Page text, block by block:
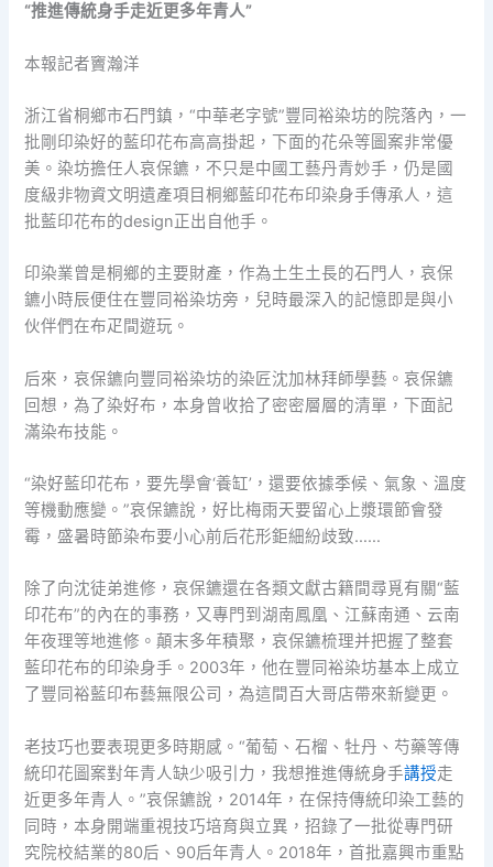
“推進傳統身手走近更多年青人”
本報記者竇瀚洋
浙江省桐鄉市石門鎮，“中華老字號”豐同裕染坊的院落內，一
批剛印染好的藍印花布高高掛起，下面的花朵等圖案非常優
美。染坊擔任人哀保鑣，不只是中國工藝丹青妙手，仍是國
度級非物資文明遺產項目桐鄉藍印花布印染身手傳承人，這
批藍印花布的design正出自他手。
印染業曾是桐鄉的主要財產，作為土生土長的石門人，哀保
鑣小時辰便住在豐同裕染坊旁，兒時最深入的記憶即是與小
伙伴們在布疋間遊玩。
后來，哀保鑣向豐同裕染坊的染匠沈加林拜師學藝。哀保鑣
回想，為了染好布，本身曾收拾了密密層層的清單，下面記
滿染布技能。
“染好藍印花布，要先學會‘養缸’，還要依據季候、氣象、溫度
等機動應變。”哀保鑣說，好比梅雨天要留心上漿環節會發
霉，盛暑時節染布要小心前后花形鉅細紛歧致……
除了向沈徒弟進修，哀保鑣還在各類文獻古籍間尋覓有關“藍
印花布”的內在的事務，又專門到湖南鳳凰、江蘇南通、云南
年夜理等地進修。顛末多年積聚，哀保鑣梳理并把握了整套
藍印花布的印染身手。2003年，他在豐同裕染坊基本上成立
了豐同裕藍印布藝無限公司，為這間百大哥店帶來新變更。
老技巧也要表現更多時期感。“葡萄、石榴、牡丹、芍藥等傳
統印花圖案對年青人缺少吸引力，我想推進傳統身手講授走
近更多年青人。”哀保鑣說，2014年，在保持傳統印染工藝的
同時，本身開端重視技巧培育與立異，招錄了一批從專門研
究院校結業的80后、90后年青人。2018年，首批嘉興市重點